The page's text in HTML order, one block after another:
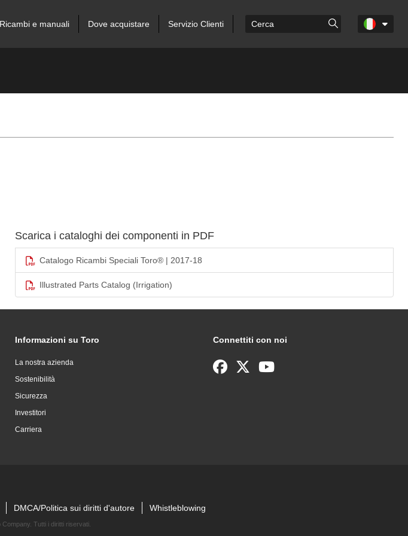
Ricambi e manuali Dove acquistare Servizio Clienti
Scarica i cataloghi dei componenti in PDF
Catalogo Ricambi Speciali Toro® | 2017-18
Illustrated Parts Catalog (Irrigation)
Informazioni su Toro
La nostra azienda
Sostenibilità
Sicurezza
Investitori
Carriera
Connettiti con noi
DMCA/Politica sui diritti d'autore Whistleblowing
Company. Tutti i diritti riservati.